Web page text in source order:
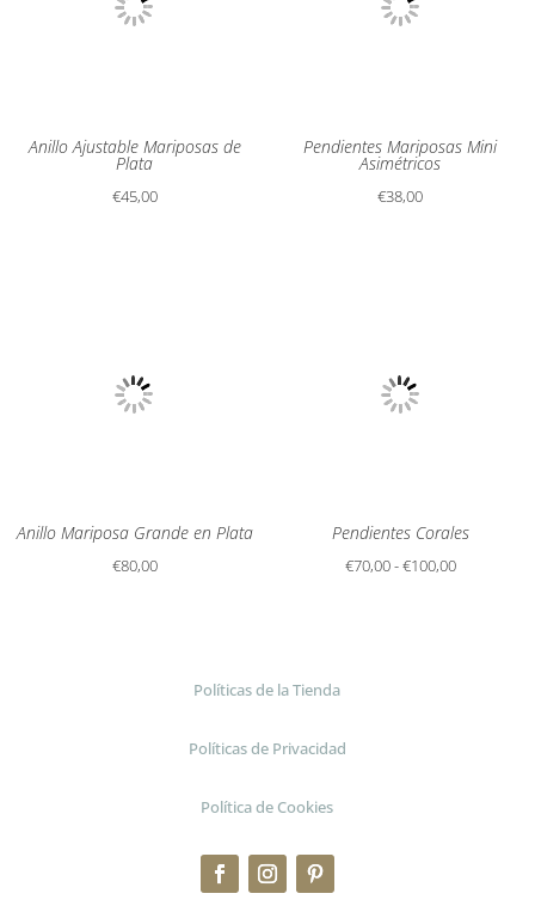
Anillo Ajustable Mariposas de
Plata
€45,00
Pendientes Mariposas Mini
Asimétricos
€38,00
Anillo Mariposa Grande en Plata
€80,00
Pendientes Corales
€70,00-€100,00Rango
Políticas de la Tienda
Políticas de Privacidad
Política de Cookies